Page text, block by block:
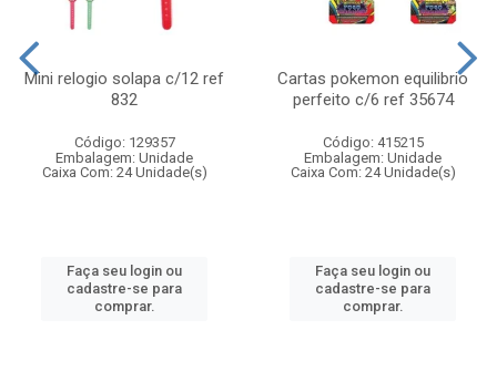
Mini relogio solapa c/12 ref
832
Código: 129357
Embalagem: Unidade
Caixa Com: 24 Unidade(s)
Faça seu login ou
cadastre-se para
comprar.
Cartas pokemon equilibrio
perfeito c/6 ref 35674
Código: 415215
Embalagem: Unidade
Caixa Com: 24 Unidade(s)
Faça seu login ou
cadastre-se para
comprar.